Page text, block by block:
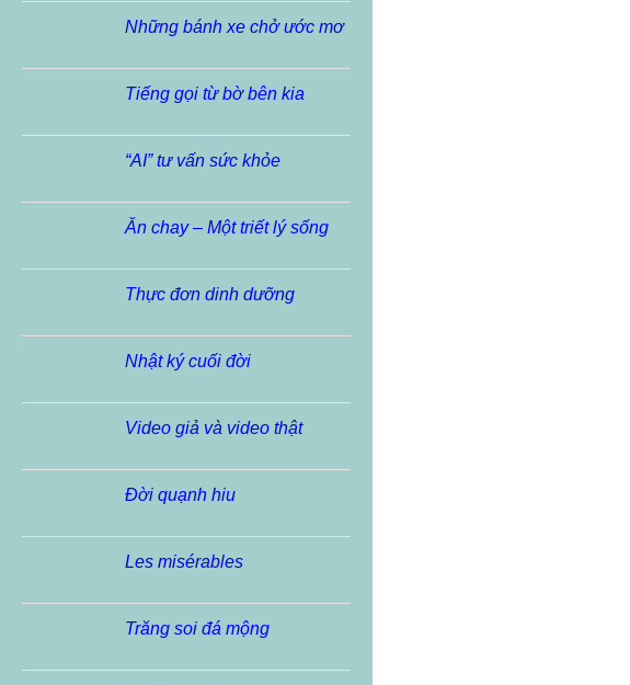
Những bánh xe chở ước mơ
Tiếng gọi từ bờ bên kia
“AI” tư vấn sức khỏe
Ăn chay – Một triết lý sống
Thực đơn dinh dưỡng
Nhật ký cuối đời
Video giả và video thật
Đời quạnh hiu
Les misérables
Trăng soi đá mộng